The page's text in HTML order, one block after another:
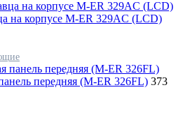
на корпусе M-ER 329AC (LCD)
передняя (M-ER 326FL) 373